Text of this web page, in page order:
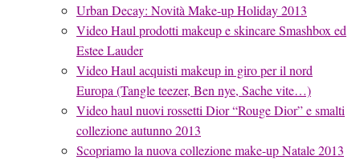
Urban Decay: Novità Make-up Holiday 2013
Video Haul prodotti makeup e skincare Smashbox ed
Estee Lauder
Video Haul acquisti makeup in giro per il nord
Europa (Tangle teezer, Ben nye, Sache vite…)
Video haul nuovi rossetti Dior “Rouge Dior” e smalti
collezione autunno 2013
Scopriamo la nuova collezione make-up Natale 2013